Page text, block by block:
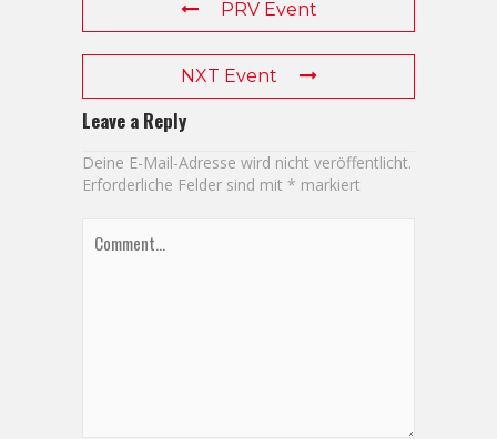
PRV Event
NXT Event
Leave a Reply
Deine E-Mail-Adresse wird nicht veröffentlicht.
Erforderliche Felder sind mit * markiert